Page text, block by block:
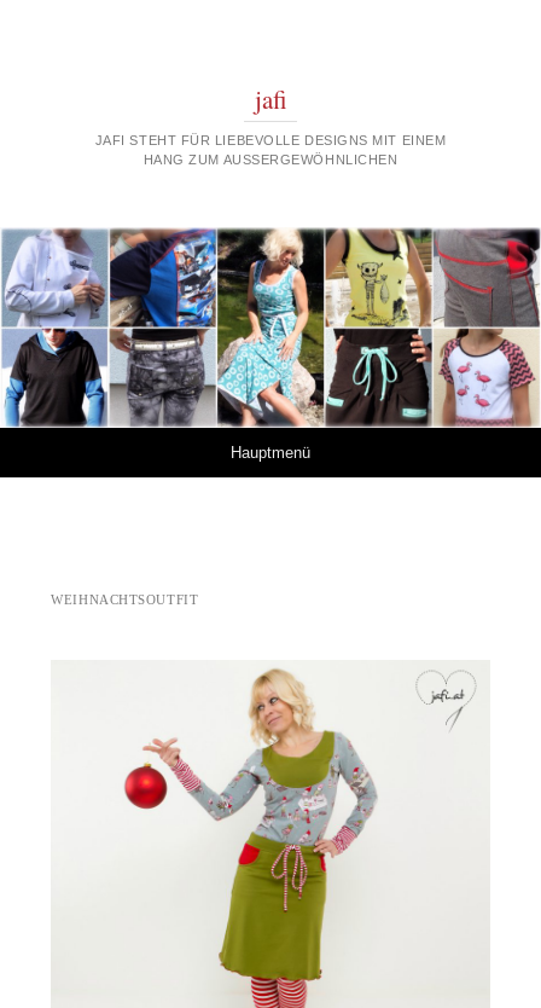
jafi
JAFI STEHT FÜR LIEBEVOLLE DESIGNS MIT EINEM
HANG ZUM AUSSERGEWÖHNLICHEN
Hauptmenü
WEIHNACHTSOUTFIT